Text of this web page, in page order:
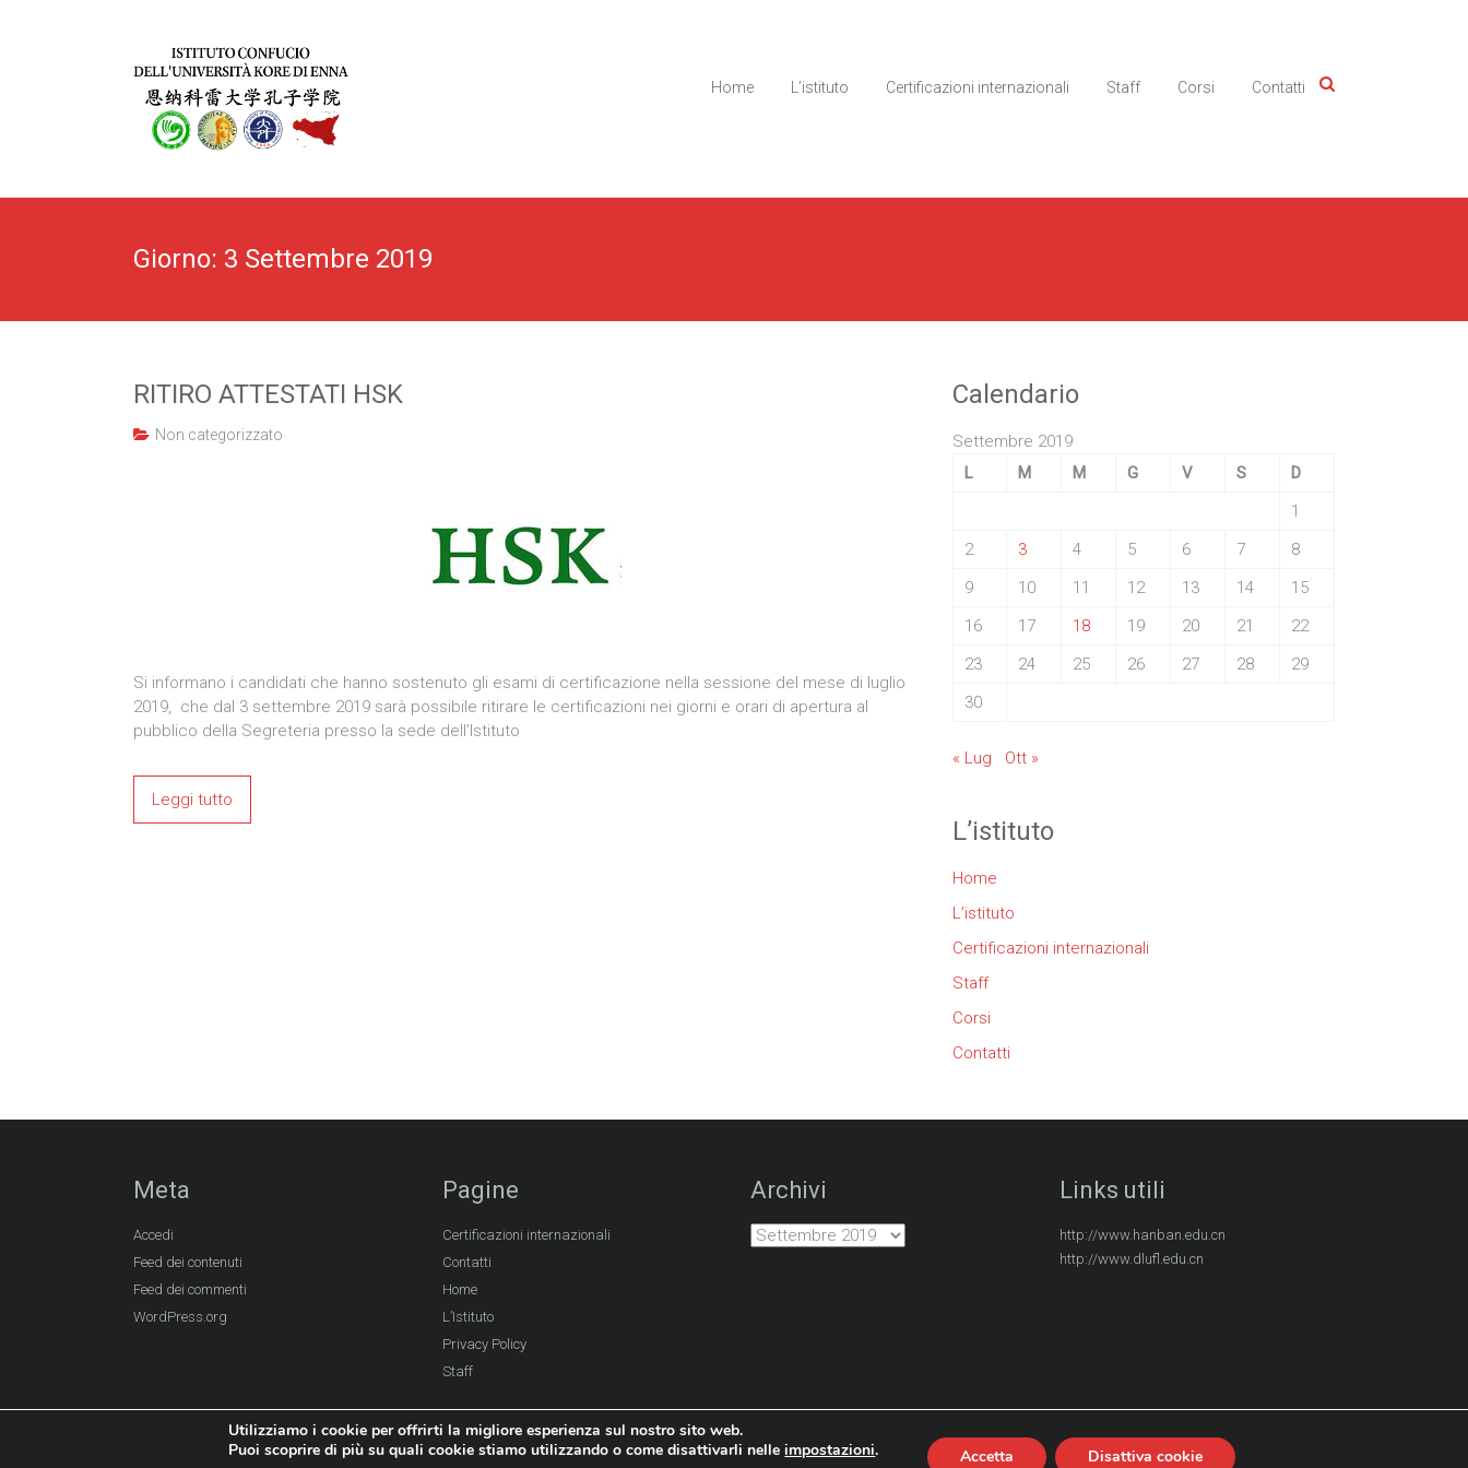
Home L’istituto Certificazioni internazionali Staff Corsi Contatti
Giorno: 3 Settembre 2019
RITIRO ATTESTATI HSK
Non categorizzato
Si informano i candidati che hanno sostenuto gli esami di certificazione nella sessione del mese di luglio
2019, che dal 3 settembre 2019 sarà possibile ritirare le certificazioni nei giorni e orari di apertura al
pubblico della Segreteria presso la sede dell’Istituto
Leggi tutto
Calendario
Settembre 2019
L
M M G V S
D
1
2
3 4 5 6 7
8
9
10 11 12 13 14
15
16
17 18 19 20 21
22
23
24 25 26 27 28
29
30
« Lug Ott »
L’istituto
Home
L’istituto
Certificazioni internazionali
Staff
Corsi
Contatti
Meta
Accedi
Feed dei contenuti
Feed dei commenti
WordPress.org
Pagine
Certificazioni internazionali
Contatti
Home
L’Istituto
Privacy Policy
Staff
Archivi Links utili
http://www.hanban.edu.cn
http://www.dlufl.edu.cn
Utilizziamo i cookie per offrirti la migliore esperienza sul nostro sito web.
Puoi scoprire di più su quali cookie stiamo utilizzando o come disattivarli nelleimpostazioni. Accetta Disattiva cookie